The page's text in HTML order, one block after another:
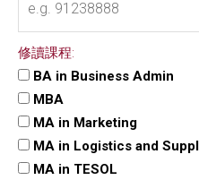
修讀課程:
BA in Business Admin
MBA
MA in Marketing
MA in Logistics and
MA in TESOL